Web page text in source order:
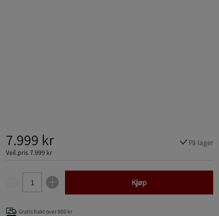
7.999 kr
Veil.pris7.999 kr
På lager
Kjøp
Gratis frakt over 800 kr